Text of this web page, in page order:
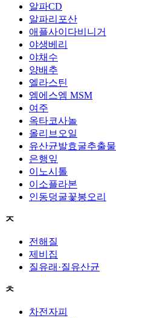
알파CD
알파리포산
애플사이다비니거
야생베리
야채수
양배추
엘라스틴
엠에스엠 MSM
여주
옥타코사놀
올리브오일
유산균발효굴추출물
은행잎
이노시톨
이소플라본
인동덩굴꽃봉오리
ㅈ
전해질
제비집
질유래·질유산균
ㅊ
차전자피